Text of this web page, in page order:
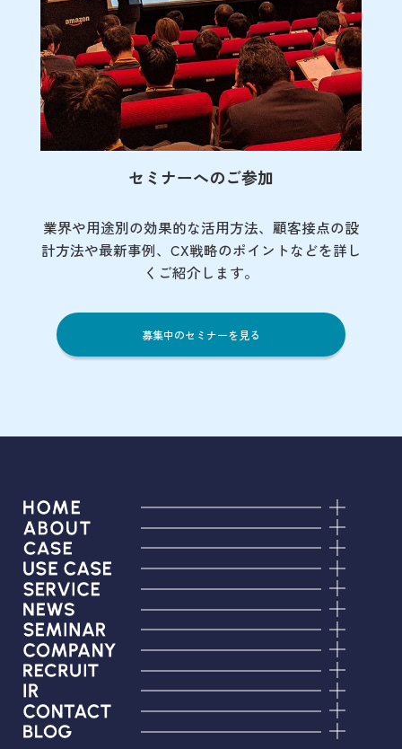
セミナーへのご参加
業界や用途別の効果的な活用方法、顧客接点の設
計方法や最新事例、CX戦略のポイントなどを詳し
くご紹介します。
募集中のセミナーを見る